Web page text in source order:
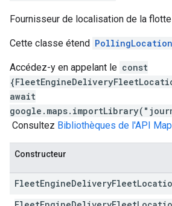
Fournisseur de localisation de la
Cette classe étend
Accédez-y en appelant le const
await
Consultez Bibliothèques de l'API
Constructeur
FleetEngineDeliveryFleet